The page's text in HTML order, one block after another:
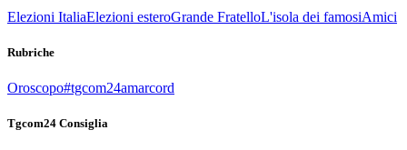
Elezioni ItaliaElezioni esteroGrande FratelloL'isola dei famosiAmici
Rubriche
Oroscopo#tgcom24amarcord
Tgcom24 Consiglia